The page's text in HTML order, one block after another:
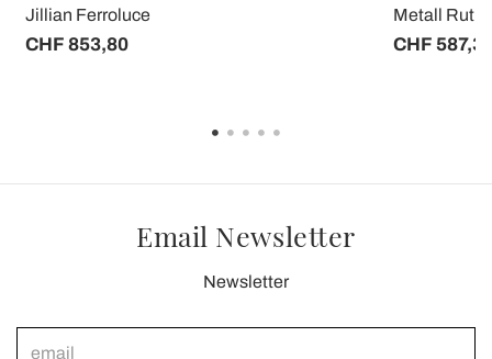
Jillian Ferroluce
CHF 853,80
Metall Ruth
CHF
Email Newsletter
Newsletter